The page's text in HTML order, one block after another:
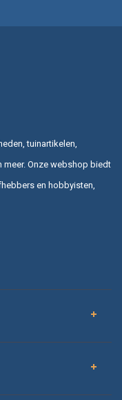
tuinartikelen,
Onze webshop biedt
en hobbyisten,